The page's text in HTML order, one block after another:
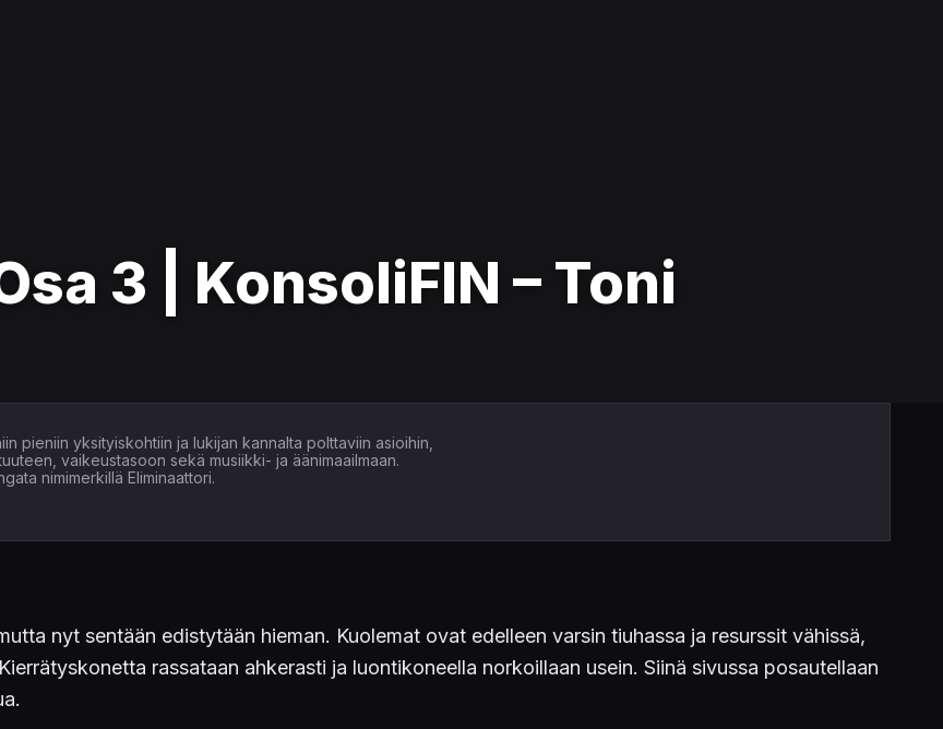
3 | KonsoliFIN – Toni
pieniin yksityiskohtiin ja lukijan kannalta polttaviin asioihin,
vaikeustasoon sekä musiikki- ja äänimaailmaan.
nimimerkillä Eliminaattori.
nyt sentään edistytään hieman. Kuolemat ovat edelleen varsin tiuhassa ja resurssit vähissä,
rassataan ahkerasti ja luontikoneella norkoillaan usein. Siinä sivussa posautellaan